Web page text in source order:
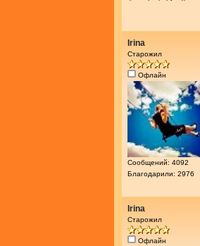
Irina
Старожил
Офлайн
Сообщений: 4092
Благодарили: 2976
Irina
Старожил
Офлайн